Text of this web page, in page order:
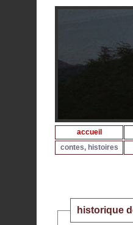
accueil
contes, histoires
historique